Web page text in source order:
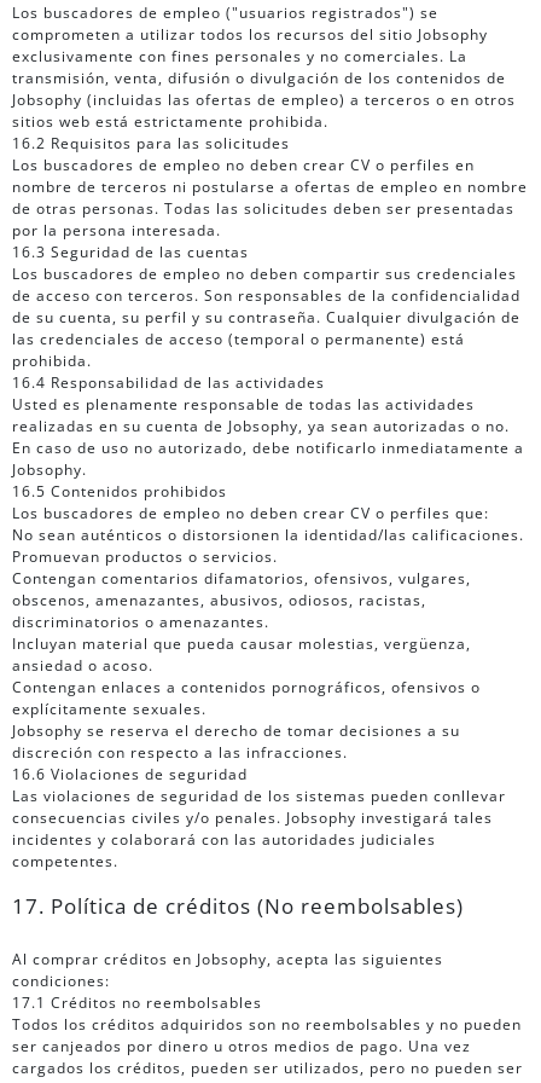
Los buscadores de empleo ("usuarios registrados") se
comprometen a utilizar todos los recursos del sitio Jobsophy
exclusivamente con fines personales y no comerciales. La
transmisión, venta, difusión o divulgación de los contenidos de
Jobsophy (incluidas las ofertas de empleo) a terceros o en otros
sitios web está estrictamente prohibida.
16.2 Requisitos para las solicitudes
Los buscadores de empleo no deben crear CV o perfiles en
nombre de terceros ni postularse a ofertas de empleo en nombre
de otras personas. Todas las solicitudes deben ser presentadas
por la persona interesada.
16.3 Seguridad de las cuentas
Los buscadores de empleo no deben compartir sus credenciales
de acceso con terceros. Son responsables de la confidencialidad
de su cuenta, su perfil y su contraseña. Cualquier divulgación de
las credenciales de acceso (temporal o permanente) está
prohibida.
16.4 Responsabilidad de las actividades
Usted es plenamente responsable de todas las actividades
realizadas en su cuenta de Jobsophy, ya sean autorizadas o no.
En caso de uso no autorizado, debe notificarlo inmediatamente a
Jobsophy.
16.5 Contenidos prohibidos
Los buscadores de empleo no deben crear CV o perfiles que:
No sean auténticos o distorsionen la identidad/las calificaciones.
Promuevan productos o servicios.
Contengan comentarios difamatorios, ofensivos, vulgares,
obscenos, amenazantes, abusivos, odiosos, racistas,
discriminatorios o amenazantes.
Incluyan material que pueda causar molestias, vergüenza,
ansiedad o acoso.
Contengan enlaces a contenidos pornográficos, ofensivos o
explícitamente sexuales.
Jobsophy se reserva el derecho de tomar decisiones a su
discreción con respecto a las infracciones.
16.6 Violaciones de seguridad
Las violaciones de seguridad de los sistemas pueden conllevar
consecuencias civiles y/o penales. Jobsophy investigará tales
incidentes y colaborará con las autoridades judiciales
competentes.
17. Política de créditos (No reembolsables)
Al comprar créditos en Jobsophy, acepta las siguientes
condiciones:
17.1 Créditos no reembolsables
Todos los créditos adquiridos son no reembolsables y no pueden
ser canjeados por dinero u otros medios de pago. Una vez
cargados los créditos, pueden ser utilizados, pero no pueden ser